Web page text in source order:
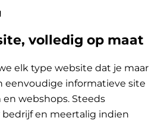
volledig op maat
elk type website dat je maar
eenvoudige informatieve site
webshops. Steeds
en meertalig indien